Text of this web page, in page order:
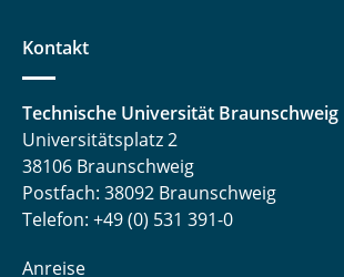
Kontakt
Technische Universität Braunschweig
Universitätsplatz 2
38106 Braunschweig
Postfach: 38092 Braunschweig
Telefon: +49 (0) 531 391-0
Anreise